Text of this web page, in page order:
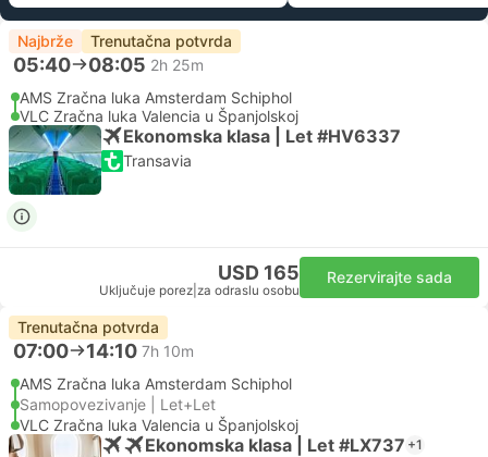
Najbrže Trenutačna potvrda
05:40 08:05 2h 25m
AMS Zračna luka Amsterdam Schiphol
VLC Zračna luka Valencia u Španjolskoj
Ekonomska klasa | Let #HV6337
Transavia
USD 165
Uključuje porez za odraslu osobu
Rezervirajte sada
Trenutačna potvrda
07:00 14:10 7h 10m
AMS Zračna luka Amsterdam Schiphol
Samopovezivanje | Let+Let
VLC Zračna luka Valencia u Španjolskoj
Ekonomska klasa | Let #LX737 +1